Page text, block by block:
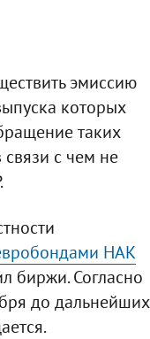
эмиссию
которых
таких
с чем не
НАК
биржи. Согласно
до дальнейших